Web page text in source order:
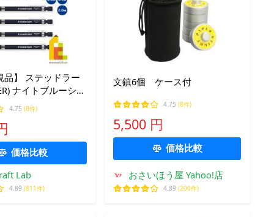
品】 ステッドラー
ナイトブルーシリ
シャープペンシル
0.9/2.0mm】
4.75 (8件)
価格比較
Lab
4.89 (811件)
文鎮6個 ケース付
4.75 (8件)
5,500 円
価格比較
おさいほう屋 Yahoo!店
4.89 (200件)